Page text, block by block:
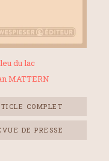
du lac
MATTERN
COMPLET
DE PRESSE